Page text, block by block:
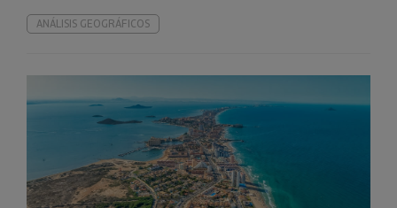
ANÁLISIS GEOGRÁFICOS